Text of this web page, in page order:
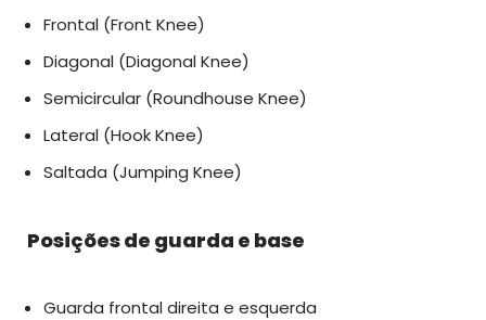
Frontal (Front Knee)
Diagonal (Diagonal Knee)
Semicircular (Roundhouse Knee)
Lateral (Hook Knee)
Saltada (Jumping Knee)
Posições de guarda e base
Guarda frontal direita e esquerda